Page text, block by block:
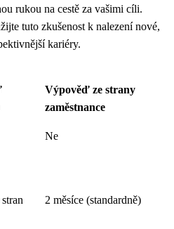
rukou na cestě za vašimi cíli.
tuto zkušenost k nalezení nové,
kariéry.
Výpověď ze strany
zaměstnance
Ne
2 měsíce (standardně)